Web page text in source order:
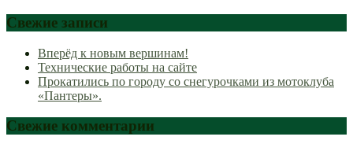
Свежие записи
Вперёд к новым вершинам!
Технические работы на сайте
Прокатились по городу со снегурочками из мотоклуба
«Пантеры».
Свежие комментарии